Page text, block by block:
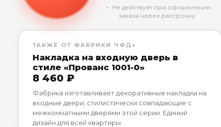
﹡ Не действует при оформлении
заказа через рассрочку.
ТАКЖЕ ОТ ФАБРИКИ ЧФД+
Накладка на входную дверь в
стиле «Прованс 1001-0»
8 460 ₽
Фабрика изготавливает декоративные накладки на
входные двери, стилистически совпадающие с
межкомнатными дверями этой серии. Единый
дизайн для всей квартиры.